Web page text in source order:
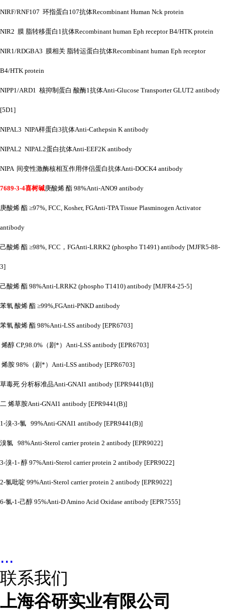
NIRF/RNF107 环指蛋白107抗体Recombinant Human Nck protein
NIR2 膜 脂转移蛋白1抗体Recombinant human Eph receptor B4/HTK protein
NIR1/RDGBA3 膜相关 脂转运蛋白抗体Recombinant human Eph receptor
B4/HTK protein
NIPP1/ARD1 核抑制蛋白 酸酶1抗体Anti-Glucose Transporter GLUT2 antibody
[5D1]
NIPAL3 NIPA样蛋白3抗体Anti-Cathepsin K antibody
NIPAL2 NIPAL2蛋白抗体Anti-EEF2K antibody
NIPA 间变性激酶核相互作用伴侣蛋白抗体Anti-DOCK4 antibody
7689-3-4喜树碱庚酸烯 酯 98%Anti-ANO9 antibody
庚酸烯 酯 ≥97%, FCC, Kosher, FGAnti-TPA Tissue Plasminogen Activator
antibody
己酸烯 酯 ≥98%, FCC，FGAnti-LRRK2 (phospho T1491) antibody [MJFR5-88-
3]
己酸烯 酯 98%Anti-LRRK2 (phospho T1410) antibody [MJFR4-25-5]
苯氧 酸烯 酯 ≥99%,FGAnti-PNKD antibody
苯氧 酸烯 酯 98%Anti-LSS antibody [EPR6703]
烯醇 CP,98.0%（剧*）Anti-LSS antibody [EPR6703]
烯胺 98%（剧*）Anti-LSS antibody [EPR6703]
草毒死 分析标准品Anti-GNAI1 antibody [EPR9441(B)]
二 烯草胺Anti-GNAI1 antibody [EPR9441(B)]
1-溴-3-氯 99%Anti-GNAI1 antibody [EPR9441(B)]
溴氯 98%Anti-Sterol carrier protein 2 antibody [EPR9022]
3-溴-1- 醇 97%Anti-Sterol carrier protein 2 antibody [EPR9022]
2-氯吡啶 99%Anti-Sterol carrier protein 2 antibody [EPR9022]
6-氯-1-己醇 95%Anti-D Amino Acid Oxidase antibody [EPR7555]
...
联系我们
上海谷研实业有限公司